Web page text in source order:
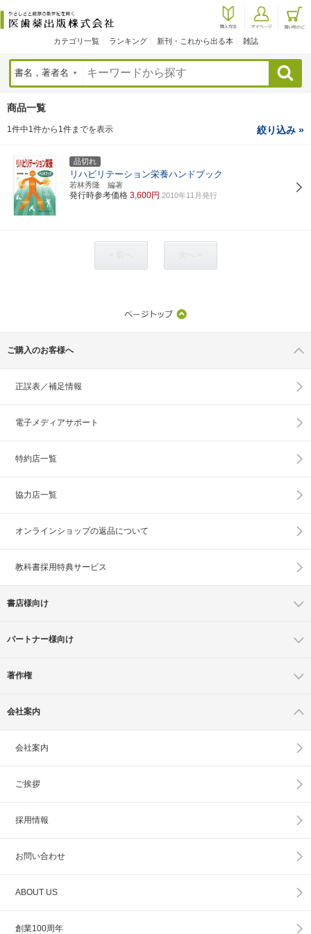
カテゴリ一覧 ランキング 新刊・これから出る本 雑誌
検索
商品一覧
1件中1件から1件までを表示 絞り込み »
品切れ
リハビリテーション栄養ハンドブック
若林秀隆 編著
発行時参考価格 3,600円 2010年11月発行
ご購入のお客様へ
正誤表／補足情報
電子メディアサポート
特約店一覧
協力店一覧
オンラインショップの返品について
教科書採用特典サービス
書店様向け
パートナー様向け
著作権
会社案内
会社案内
ご挨拶
採用情報
お問い合わせ
ABOUT US
創業100周年